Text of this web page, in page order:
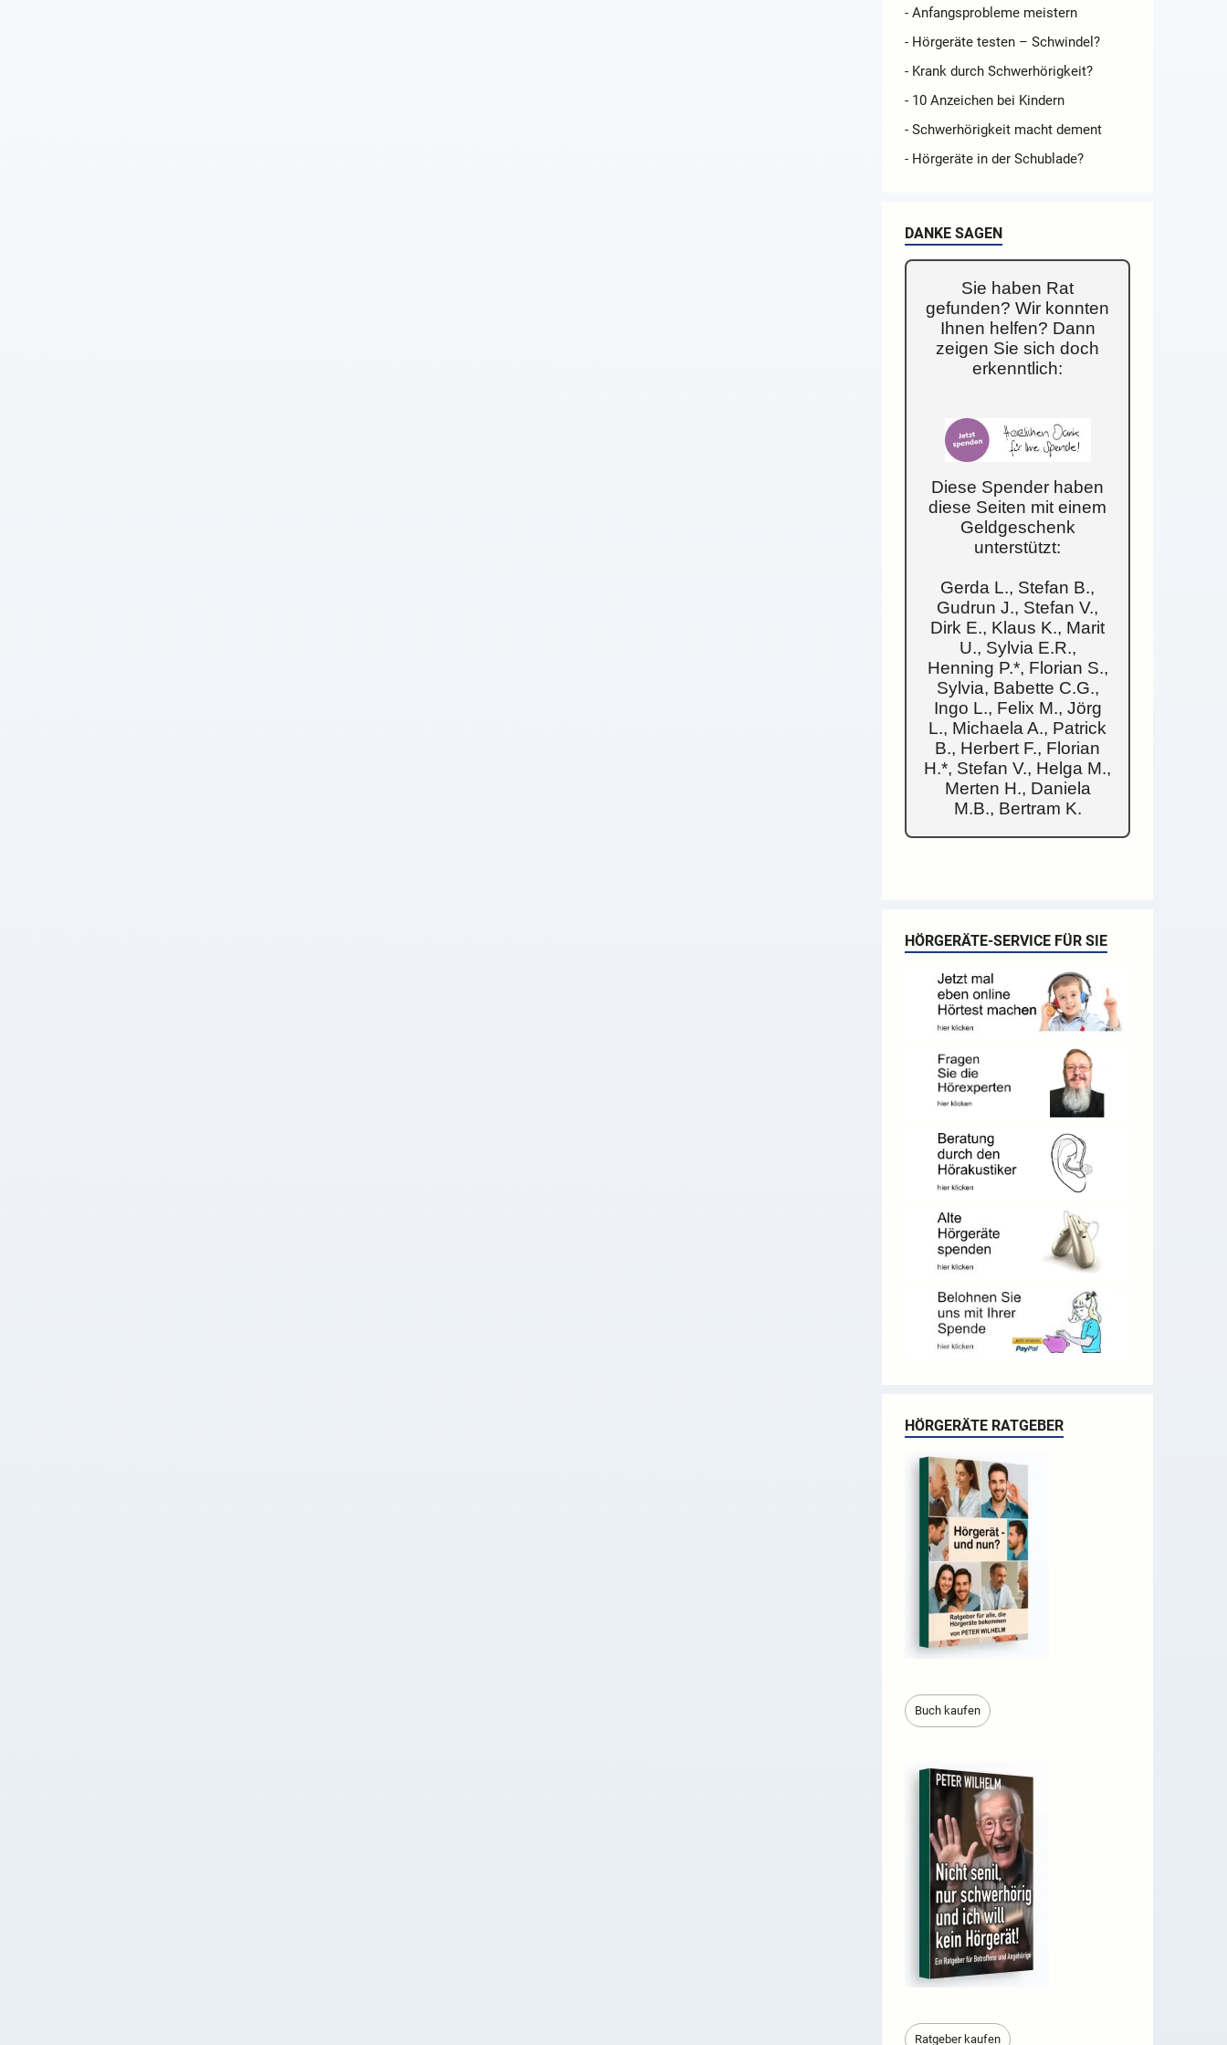
- Anfangsprobleme meistern
- Hörgeräte testen – Schwindel?
- Krank durch Schwerhörigkeit?
- 10 Anzeichen bei Kindern
- Schwerhörigkeit macht dement
- Hörgeräte in der Schublade?
DANKE SAGEN
Sie haben Rat
gefunden? Wir konnten
Ihnen helfen? Dann
zeigen Sie sich doch
erkenntlich:
Diese Spender haben
diese Seiten mit einem
Geldgeschenk
unterstützt:
Gerda L., Stefan B.,
Gudrun J., Stefan V.,
Dirk E., Klaus K., Marit
U., Sylvia E.R.,
Henning P.*, Florian S.,
Sylvia, Babette C.G.,
Ingo L., Felix M., Jörg
L., Michaela A., Patrick
B., Herbert F., Florian
H.*, Stefan V., Helga M.,
Merten H., Daniela
M.B., Bertram K.
HÖRGERÄTE-SERVICE FÜR SIE
HÖRGERÄTE RATGEBER
Buch kaufen
Ratgeber kaufen